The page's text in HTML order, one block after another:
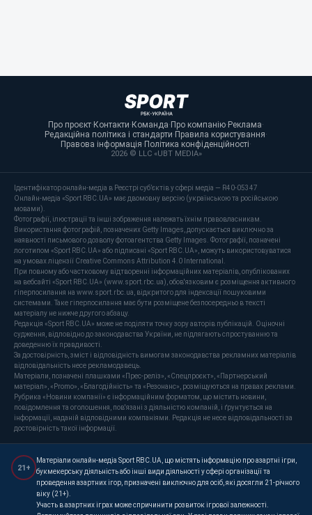
Про проєкт· Контакти· Команда· Про компанію· Реклама·
Редакційна політика і стандарти· Правила користування·
Правова інформація· Політика конфіденційності·
2026 © LLC «UBT MEDIA»
Ідентифікатор онлайн-медіа в Реєстрі суб’єктів у сфері медіа — R40-05347
Онлайн-медіа «Sport RBC.UA» має двомовну версію (українською та російською
мовами).
Фотографії, ілюстрації та інші зображення належать їхнім правовласникам.
Використання фотографій, позначених Getty Images, допускається виключно за
наявності письмового дозволу фотоагентства Getty Images. Фотографії, позначені
логотипом «Sport RBC.UA» або підписані «Sport RBC.UA», можуть використовуватися
на умовах ліцензії Creative Commons Attribution 4.0 International.
При повному або частковому відтворенні інформаційних матеріалів, опублікованих
на вебсайті «Sport RBC.UA» (www.sport.rbc.ua), обов'язковим є розміщення активного
гіперпосилання на www.sport.rbc.ua, відкритого для індексації пошуковими
системами. Таке гіперпосилання має бути розміщене безпосередньо в тексті
матеріалу не нижче другого абзацу.
Редакція «Sport RBC.UA» може не поділяти точку зору авторів публікацій. Оціночні
судження, відповідно до законодавства України, не підлягають спростуванню та
доведенню їх правдивості.
За достовірність, зміст і відповідність вимогам законодавства рекламних матеріалів
відповідальність несе рекламодавець.
Матеріали, позначені плашками «Прес-реліз», «Спецпроєкт», «Партнерський
матеріал», «Promo», «Благодійність» та «Резонанс», розміщуються на правах реклами.
Рубрика «Новини компанії» є інформаційним форматом, що містить новини,
повідомлення та оголошення, пов'язані з діяльністю компаній, і ґрунтується на
інформації, наданій відповідними компаніями. Редакція не несе відповідальності за
достовірність такої інформації.
21+
Матеріали онлайн-медіа Sport RBC.UA, що містять інформацію про азартні ігри,
букмекерську діяльність або інші види діяльності у сфері організації та
проведення азартних ігор, призначені виключно для осіб, які досягли 21-річного
віку (21+).
Участь в азартних іграх може спричинити розвиток ігрової залежності.